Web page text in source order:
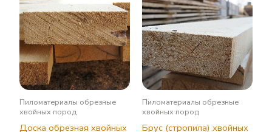
Пиломатериалы обрезные
хвойных пород
Доска обрезная хвойных
Пиломатериалы обрезные
хвойных пород
Брус (стропила) хвойных